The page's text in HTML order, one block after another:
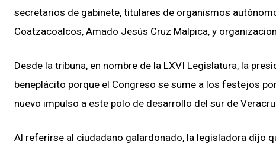
secretarios de gabinete, titulares de organismos
Coatzacoalcos, Amado Jesús Cruz Malpica, y
Desde la tribuna, en nombre de la LXVI Legislatura, la
beneplácito porque el Congreso se sume a los festejos
nuevo impulso a este polo de desarrollo del sur de
Al referirse al ciudadano galardonado, la legisladora dijo